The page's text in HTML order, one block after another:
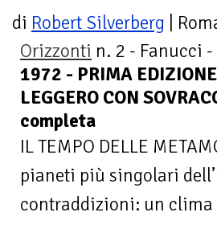
di Robert Silverberg |
Orizzonti n. 2 - Fanucci -
1972 - PRIMA
LEGGERO CON
completa
IL TEMPO DELLE
pianeti più singolari
contraddizioni: un clima